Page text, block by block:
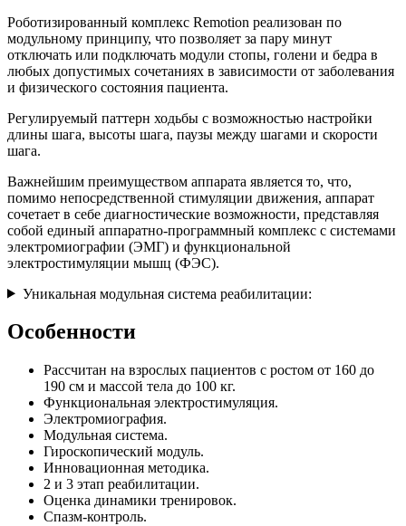
Роботизированный комплекс Remotion реализован по
модульному принципу, что позволяет за пару минут
отключать или подключать модули стопы, голени и бедра в
любых допустимых сочетаниях в зависимости от заболевания
и физического состояния пациента.
Регулируемый паттерн ходьбы с возможностью настройки
длины шага, высоты шага, паузы между шагами и скорости
шага.
Важнейшим преимуществом аппарата является то, что,
помимо непосредственной стимуляции движения, аппарат
сочетает в себе диагностические возможности, представляя
собой единый аппаратно-программный комплекс с системами
электромиографии (ЭМГ) и функциональной
электростимуляции мышц (ФЭС).
Уникальная модульная система реабилитации:
Особенности
Рассчитан на взрослых пациентов с ростом от 160 до
190 см и массой тела до 100 кг.
Функциональная электростимуляция.
Электромиография.
Модульная система.
Гироскопический модуль.
Инновационная методика.
2 и 3 этап реабилитации.
Оценка динамики тренировок.
Спазм-контроль.